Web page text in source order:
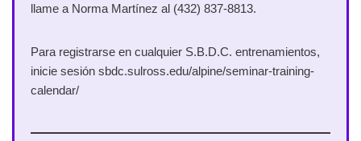
llame a Norma Martínez al (432) 837-8813.
Para registrarse en cualquier S.B.D.C. entrenamientos,
inicie sesión sbdc.sulross.edu/alpine/seminar-training-
calendar/